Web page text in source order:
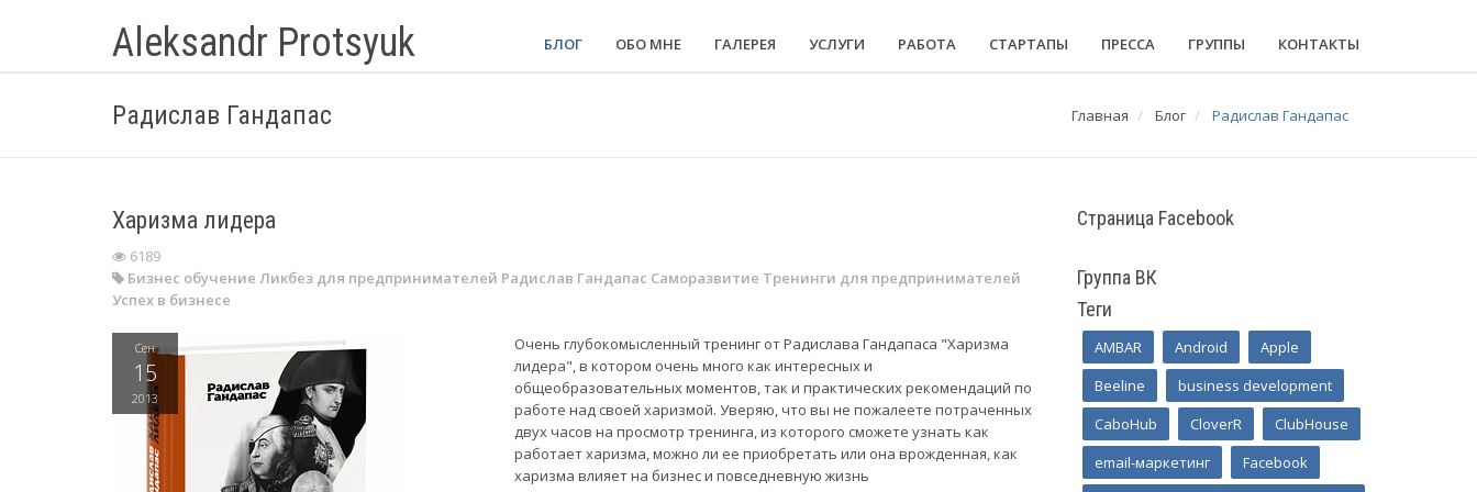
Aleksandr Protsyuk БЛОГ ОБО МНЕ ГАЛЕРЕЯ УСЛУГИ РАБОТА СТАРТАПЫ ПРЕССА ГРУППЫ КОНТАКТЫ
Радислав Гандапас Главная Блог Радислав Гандапас
Харизма лидера
6189
Бизнес обучение Ликбез для предпринимателей Радислав Гандапас Саморазвитие Тренинги для предпринимателей
Успех в бизнесе
Сен
15
2013
Очень глубокомысленный тренинг от Радислава Гандапаса "Харизма
лидера", в котором очень много как интересных и
общеобразовательных моментов, так и практических рекомендаций по
работе над своей харизмой. Уверяю, что вы не пожалеете потраченных
двух часов на просмотр тренинга, из которого сможете узнать как
работает харизма, можно ли ее приобретать или она врожденная, как
харизма влияет на бизнес и повседневную жизнь
Страница Facebook
Группа ВК
Теги
AMBAR Android
Apple
Beeline
business development
CaboHub
CloverR
ClubHouse
email-маркетинг
Facebook